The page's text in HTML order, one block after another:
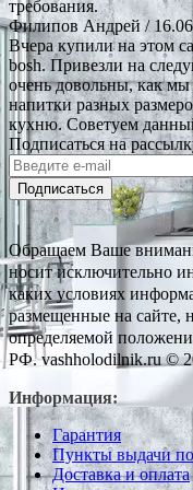
требования.
Филипов Андрей/
Вчера купили на этом
bosh. Привезли на
очень довольны, как мы
напитки разных
кухню. Советуем
Подписаться на
Подписаться
Обращаем Ваше
носит исключительно
каких условиях
размещенные на сайте,
определяемой
РФ. vashholodilnik.ru ©
Информация:
Гарантия
Пункты выдачи
Доставка и оплата